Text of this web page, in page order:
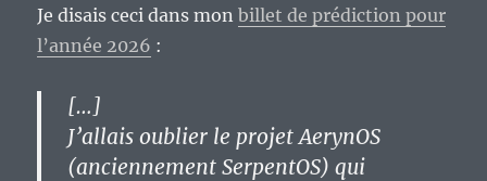
Je disais ceci dans monbillet de prédiction pour
l’année 2026 :
[…]
J’allais oublier le projet AerynOS
(anciennement SerpentOS) qui